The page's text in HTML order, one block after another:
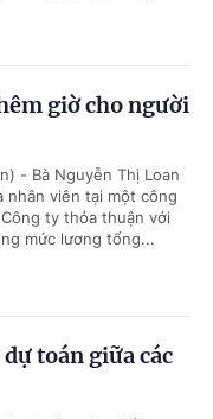
giờ cho người
- Bà Nguyễn Thị Loan
nhân viên tại một công
ty thỏa thuận với
mức lương tổng...
toán giữa các